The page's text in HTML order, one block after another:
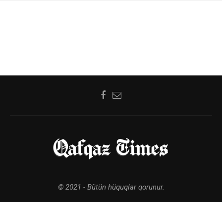
© 2021 - Bütün hüquqlar qorunur.